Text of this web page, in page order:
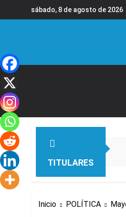
sábado, 8 de agosto de 2026
TITULARES
Inicio POLÍTICA